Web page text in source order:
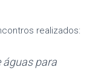
realizados:
águas para